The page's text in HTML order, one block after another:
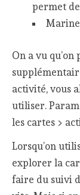
permet
On a vu
activité, vous
utiliser.
les cartes >
Lorsqu’on
explorer la
faire du suivi